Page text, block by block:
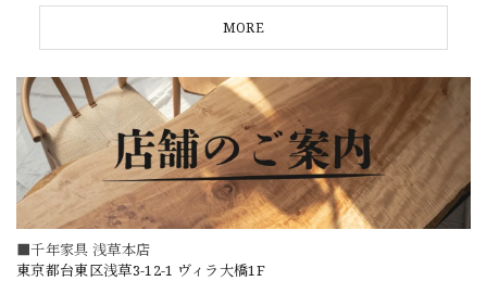
■千年家具 浅草本店
東京都台東区浅草3-12-1 ヴィラ大橋1F
MORE